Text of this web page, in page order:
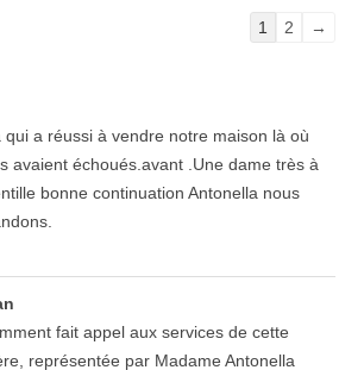
Navigation
du
livre
d’or
1 2 →
qui a réussi à vendre notre maison là où
avaient échoués.avant .Une dame très à
bonne continuation Antonella nous
fait appel aux services de cette
représentée par Madame Antonella